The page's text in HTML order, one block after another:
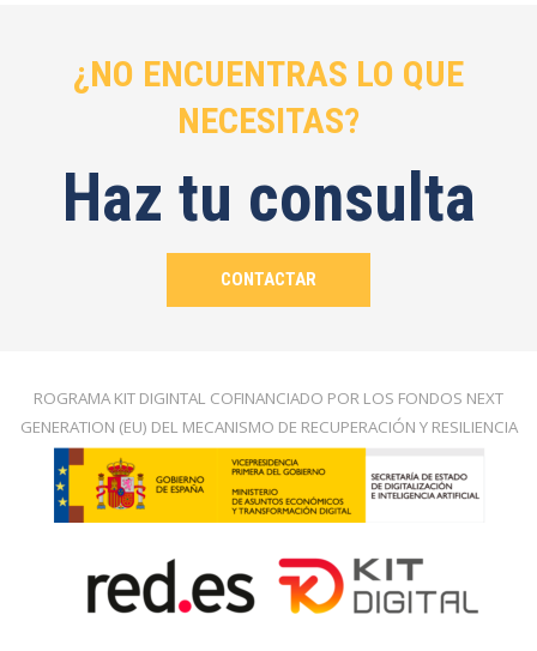
¿NO ENCUENTRAS LO QUE
NECESITAS?
Haz tu consulta
CONTACTAR
ROGRAMA KIT DIGINTAL COFINANCIADO POR LOS FONDOS NEXT
GENERATION (EU) DEL MECANISMO DE RECUPERACIÓN Y RESILIENCIA​